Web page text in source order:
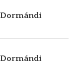
Dormándi
Dormándi